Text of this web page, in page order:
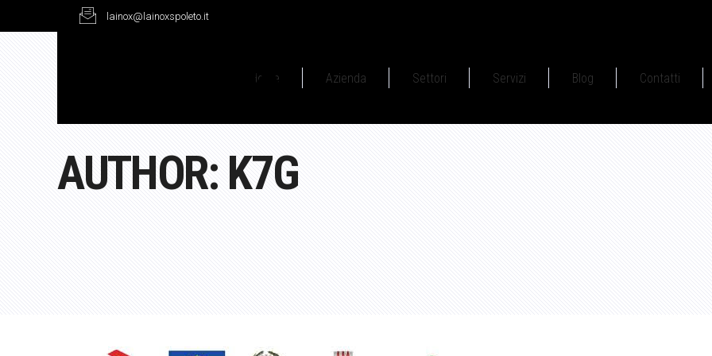
lainox@lainoxspoleto.it
Home Azienda Settori Servizi Blog Contatti
AUTHOR: K7G